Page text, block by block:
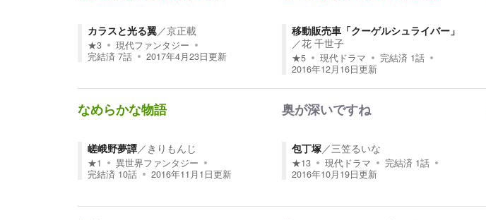
カラスと光る翼／京正載
★3
現代ファンタジー
完結済 7話 2017年4月23日更新
移動販売車「クーゲルシュライバー」
／花 千世子
★5 現代ドラマ 完結済 1話
2016年12月16日更新
なめらかな物語
嵯峨野夢譚／ きりもんじ
★1
異世界ファンタジー
完結済 10話 2016年11月1日更新
奥が深いですね
包丁塚／三笠るいな
★13 現代ドラマ 完結済 1話
2016年10月19日更新